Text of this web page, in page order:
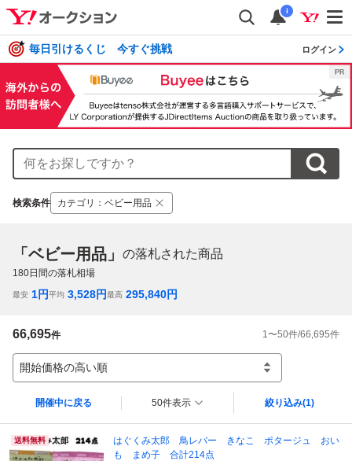
i
毎日引けるくじ 今すぐ挑戦 ログイン
検索条件 カテゴリ ： ベビー用品
「ベビー用品」 の落札された商品
180日間の落札相場
最安 1円平均 3,528円最高 295,840円
66,695件 1 〜50件/66,695件
開始価格の高い順
開催中に戻る 50件表示 絞り込み(1)
送料無料
はぐくみ太郎 鳥レバー きなこ ポタージュ おい
も まめ子 合計214点